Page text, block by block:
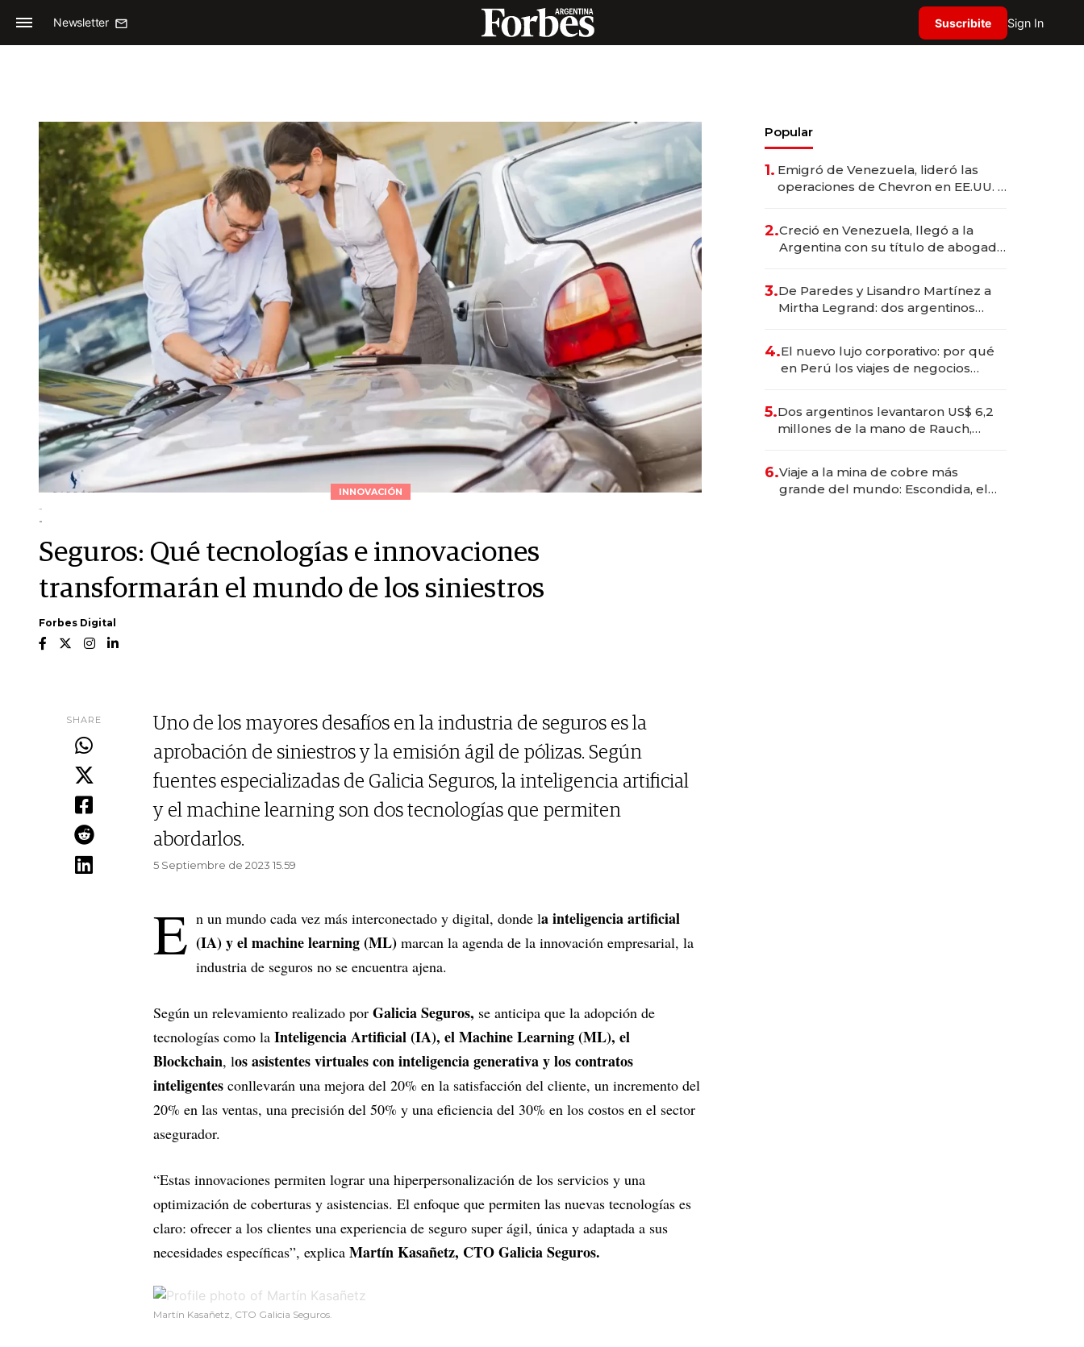
Newsletter Suscribite Sign In
INNOVACIÓN
-
-
Seguros: Qué tecnologías e innovaciones
transformarán el mundo de los siniestros
Forbes Digital
SHARE
Uno de los mayores desafíos en la industria de seguros es la
aprobación de siniestros y la emisión ágil de pólizas. Según
fuentes especializadas de Galicia Seguros, la inteligencia artificial
y el machine learning son dos tecnologías que permiten
abordarlos.
5 Septiembre de 2023 15.59
E n un mundo cada vez más interconectado y digital, donde la inteligencia artificial
(IA) y el machine learning (ML) marcan la agenda de la innovación empresarial, la
industria de seguros no se encuentra ajena.
Según un relevamiento realizado por Galicia Seguros, se anticipa que la adopción de
tecnologías como la Inteligencia Artificial (IA), el Machine Learning (ML), el
Blockchain, los asistentes virtuales con inteligencia generativa y los contratos
inteligentes conllevarán una mejora del 20% en la satisfacción del cliente, un incremento del
20% en las ventas, una precisión del 50% y una eficiencia del 30% en los costos en el sector
asegurador.
“Estas innovaciones permiten lograr una hiperpersonalización de los servicios y una
optimización de coberturas y asistencias. El enfoque que permiten las nuevas tecnologías es
claro: ofrecer a los clientes una experiencia de seguro super ágil, única y adaptada a sus
necesidades específicas”, explica Martín Kasañetz, CTO Galicia Seguros.
Martín Kasañetz, CTO Galicia Seguros.
Popular
1. Emigró de Venezuela, lideró las
operaciones de Chevron en EE.UU. y
2.Creció en Venezuela, llegó a la
Argentina con su título de abogado
marcas "fast premium"
3.De Paredes y Lisandro Martínez a
Mirtha Legrand: dos argentinos
4.El nuevo lujo corporativo: por qué
en Perú los viajes de negocios
transformadoras
5.Dos argentinos levantaron US$ 6,2
millones de la mano de Rauch,
6.Viaje a la mina de cobre más
grande del mundo: Escondida, el